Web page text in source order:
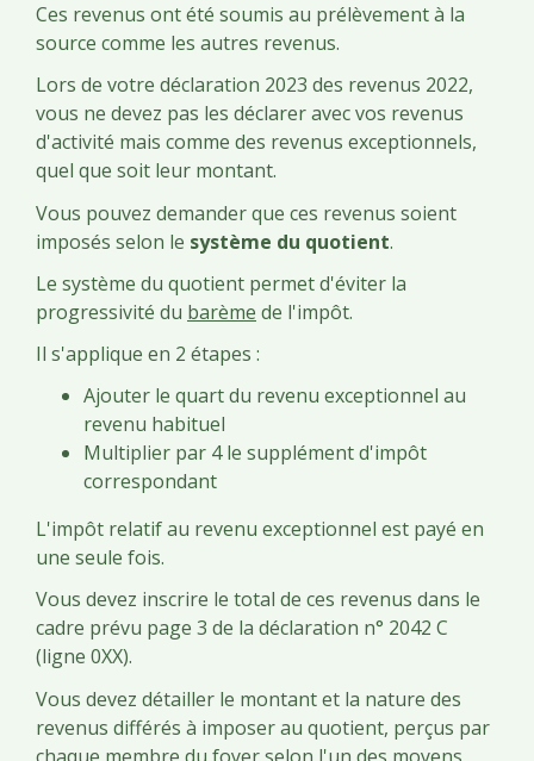
Ces revenus ont été soumis au prélèvement à la
source comme les autres revenus.
Lors de votre déclaration 2023 des revenus 2022,
vous ne devez pas les déclarer avec vos revenus
d'activité mais comme des revenus exceptionnels,
quel que soit leur montant.
Vous pouvez demander que ces revenus soient
imposés selon le système du quotient.
Le système du quotient permet d'éviter la
progressivité du barème de l'impôt.
Il s'applique en 2 étapes :
Ajouter le quart du revenu exceptionnel au
revenu habituel
Multiplier par 4 le supplément d'impôt
correspondant
L'impôt relatif au revenu exceptionnel est payé en
une seule fois.
Vous devez inscrire le total de ces revenus dans le
cadre prévu page 3 de la déclaration n° 2042 C
(ligne 0XX).
Vous devez détailler le montant et la nature des
revenus différés à imposer au quotient, perçus par
chaque membre du foyer selon l'un des moyens